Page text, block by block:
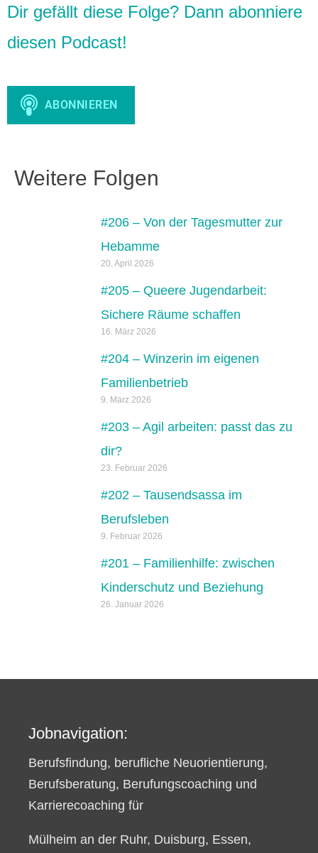
Dir gefällt diese Folge? Dann abonniere
diesen Podcast!
Weitere Folgen
#206 – Von der Tagesmutter zur
Hebamme
20. April 2026
#205 – Queere Jugendarbeit:
Sichere Räume schaffen
16. März 2026
#204 – Winzerin im eigenen
Familienbetrieb
9. März 2026
#203 – Agil arbeiten: passt das zu
dir?
23. Februar 2026
#202 – Tausendsassa im
Berufsleben
9. Februar 2026
#201 – Familienhilfe: zwischen
Kinderschutz und Beziehung
26. Januar 2026
Jobnavigation:
Berufsfindung, berufliche Neuorientierung,
Berufsberatung, Berufungscoaching und
Karrierecoaching für
Mülheim an der Ruhr, Duisburg, Essen,